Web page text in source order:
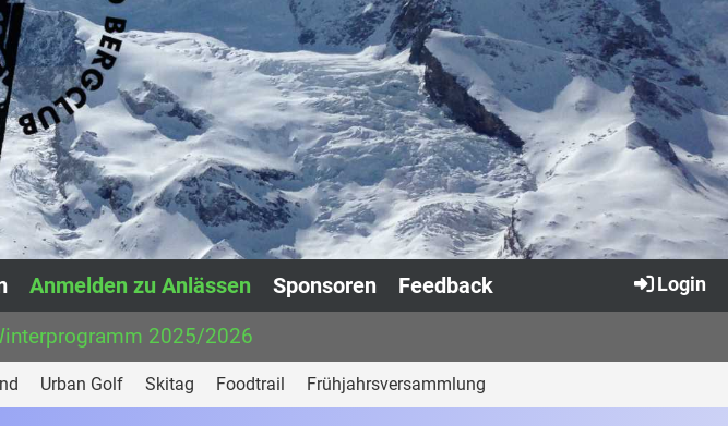
Anmelden zu Anlässen Sponsoren Feedback Login
2025/2026
Urban Golf Skitag Foodtrail Frühjahrsversammlung